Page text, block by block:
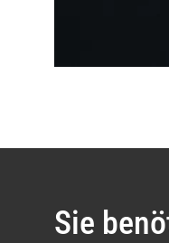
Sie